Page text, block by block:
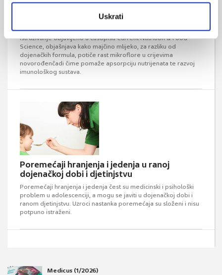
Uskrati
Majčino mlijeko potiče rast crijevne
Istraživanje objavljeno u časopisu Current Nutrition & Food
Science, objašnjava kako majčino mlijeko, za razliku od
dojenačkih formula, potiče rast mikroflore u crijevima
novorođenčadi čime pomaže apsorpciju nutrijenata te razvoj
imunološkog sustava.
Poremećaji hranjenja i jedenja u ranoj
dojenačkoj dobi i djetinjstvu
Poremećaji hranjenja i jedenja čest su medicinski i psihološki
problem u adolescenciji, a mogu se javiti u dojenačkoj dobi i
ranom djetinjstvu. Uzroci nastanka poremećaja su složeni i nisu
potpuno istraženi.
Medicus (1/2026)